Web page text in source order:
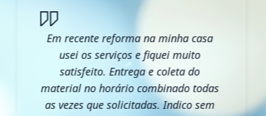
Em recente reforma na minha casa
usei os serviços e fiquei muito
satisfeito. Entrega e coleta do
material no horário combinado todas
as vezes que solicitadas. Indico sem